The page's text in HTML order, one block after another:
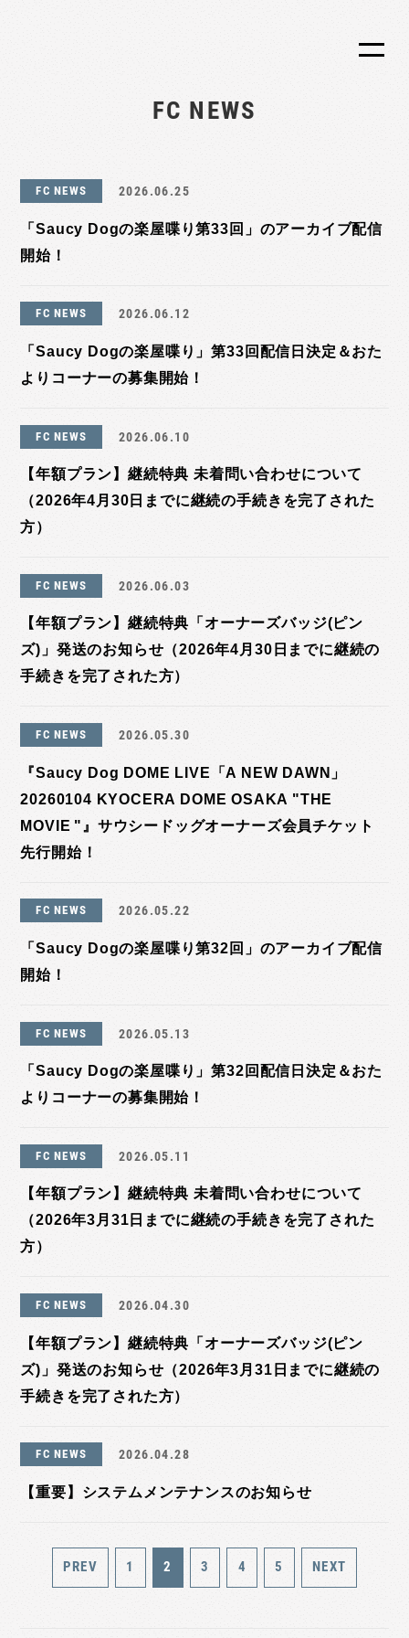
FC NEWS
FC NEWS 2026.06.25
「Saucy Dogの楽屋喋り第33回」のアーカイブ配信
開始！
FC NEWS 2026.06.12
「Saucy Dogの楽屋喋り」第33回配信日決定＆おた
よりコーナーの募集開始！
FC NEWS 2026.06.10
【年額プラン】継続特典 未着問い合わせについて
（2026年4月30日までに継続の手続きを完了された
方）
FC NEWS 2026.06.03
【年額プラン】継続特典「オーナーズバッジ(ピン
ズ)」発送のお知らせ（2026年4月30日までに継続の
手続きを完了された方）
FC NEWS 2026.05.30
『Saucy Dog DOME LIVE「A NEW DAWN」
20260104 KYOCERA DOME OSAKA "THE
MOVIE "』サウシードッグオーナーズ会員チケット
先行開始！
FC NEWS 2026.05.22
「Saucy Dogの楽屋喋り第32回」のアーカイブ配信
開始！
FC NEWS 2026.05.13
「Saucy Dogの楽屋喋り」第32回配信日決定＆おた
よりコーナーの募集開始！
FC NEWS 2026.05.11
【年額プラン】継続特典 未着問い合わせについて
（2026年3月31日までに継続の手続きを完了された
方）
FC NEWS 2026.04.30
【年額プラン】継続特典「オーナーズバッジ(ピン
ズ)」発送のお知らせ（2026年3月31日までに継続の
手続きを完了された方）
FC NEWS 2026.04.28
【重要】システムメンテナンスのお知らせ
PREV 1 2 3 4 5 NEXT